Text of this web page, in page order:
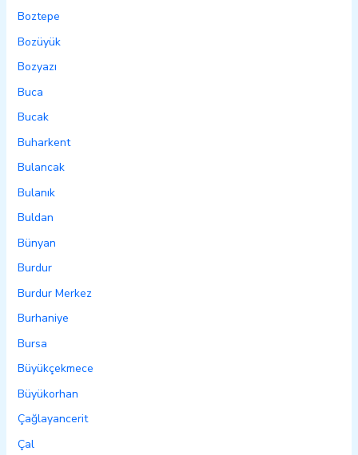
Boztepe
Bozüyük
Bozyazı
Buca
Bucak
Buharkent
Bulancak
Bulanık
Buldan
Bünyan
Burdur
Burdur Merkez
Burhaniye
Bursa
Büyükçekmece
Büyükorhan
Çağlayancerit
Çal